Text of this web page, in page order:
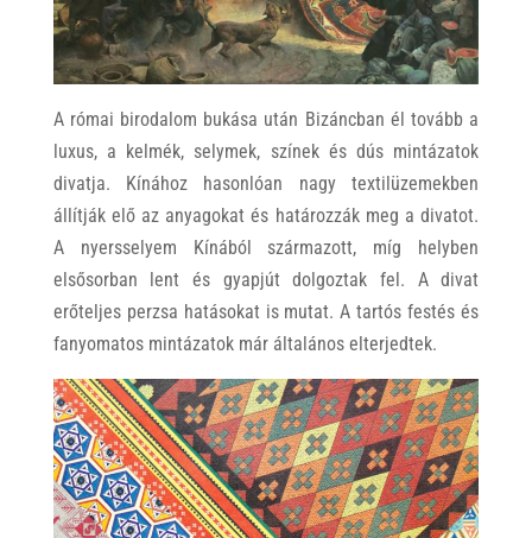
A római birodalom bukása után Bizáncban él tovább a
luxus, a kelmék, selymek, színek és dús mintázatok
divatja. Kínához hasonlóan nagy textilüzemekben
állítják elő az anyagokat és határozzák meg a divatot.
A nyersselyem Kínából származott, míg helyben
elsősorban lent és gyapjút dolgoztak fel. A divat
erőteljes perzsa hatásokat is mutat. A tartós festés és
fanyomatos mintázatok már általános elterjedtek.